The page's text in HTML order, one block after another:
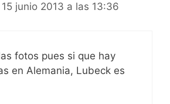
junio 2013 a las 13:36
fotos pues si que hay
en Alemania, Lubeck es